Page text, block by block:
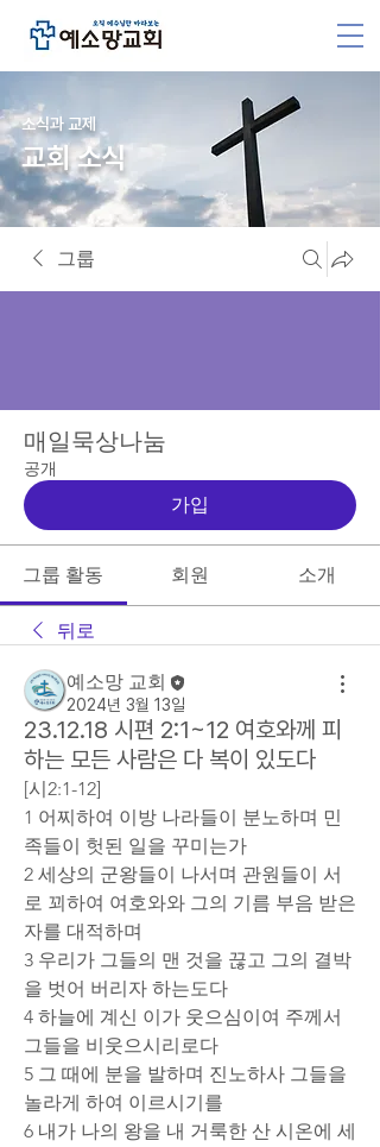
소식과 교제
교회 소식
그룹
매일묵상나눔
공개
가입
그룹 활동 회원 소개
뒤로
예소망 교회
2024년 3월 13일
23.12.18 시편 2:1~12 여호와께 피
하는 모든 사람은 다 복이 있도다
[시2:1-12]
1 어찌하여 이방 나라들이 분노하며 민
족들이 헛된 일을 꾸미는가
2 세상의 군왕들이 나서며 관원들이 서
로 꾀하여 여호와와 그의 기름 부음 받은
자를 대적하며
3 우리가 그들의 맨 것을 끊고 그의 결박
을 벗어 버리자 하는도다
4 하늘에 계신 이가 웃으심이여 주께서
그들을 비웃으시리로다
5 그 때에 분을 발하며 진노하사 그들을
놀라게 하여 이르시기를
6 내가 나의 왕을 내 거룩한 산 시온에 세